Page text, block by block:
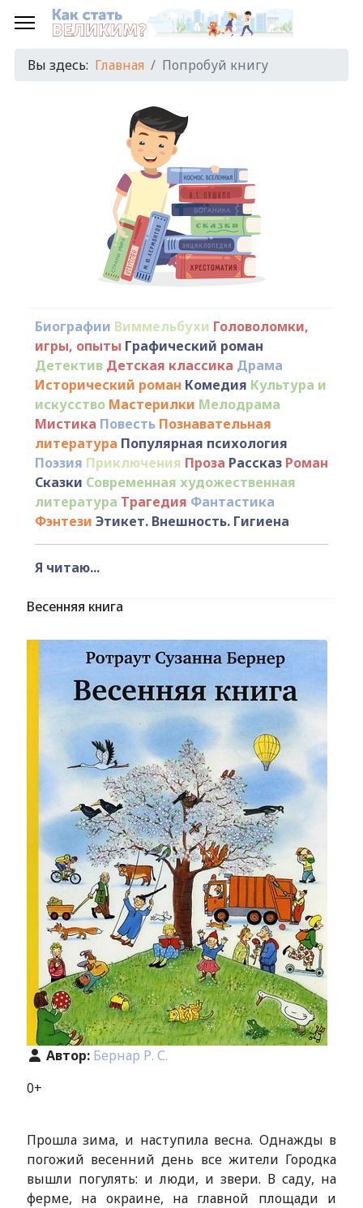
Вы здесь: Главная Попробуй книгу
Биографии Виммельбухи Головоломки,
игры, опыты Графический роман
Детектив Детская классика Драма
Исторический роман Комедия Культура и
искусство Мастерилки Мелодрама
Мистика Повесть Познавательная
литература Популярная психология
Поэзия Приключения Проза Рассказ Роман
Сказки Современная художественная
литература Трагедия Фантастика
Фэнтези Этикет. Внешность. Гигиена
Я читаю...
Весенняя книга
Автор: Бернар Р. С.
0+
Прошла зима, и наступила весна. Однажды в
погожий весенний день все жители Городка
вышли погулять: и люди, и звери. В саду, на
ферме, на окраине, на главной площади и